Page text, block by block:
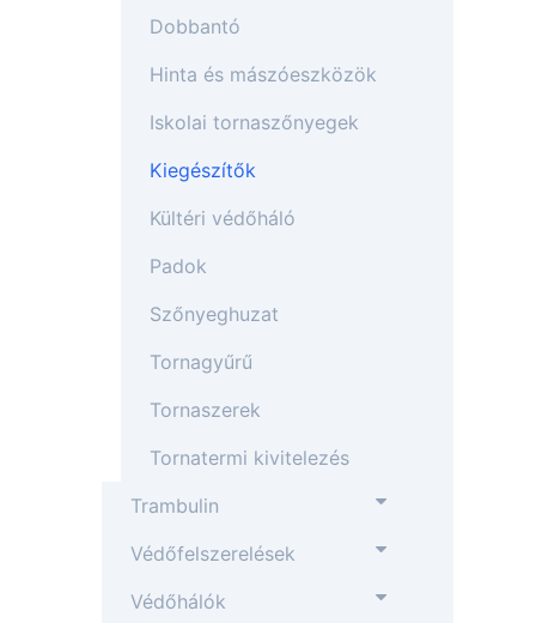
Dobbantó
Hinta és mászóeszközök
Iskolai tornaszőnyegek
Kiegészítők
Kültéri védőháló
Padok
Szőnyeghuzat
Tornagyűrű
Tornaszerek
Tornatermi kivitelezés
Trambulin
Védőfelszerelések
Védőhálók